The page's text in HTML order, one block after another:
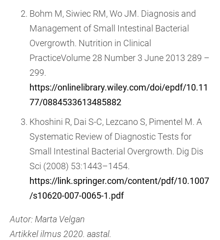
Bohm M, Siwiec RM, Wo JM. Diagnosis and
Management of Small Intestinal Bacterial
Overgrowth. Nutrition in Clinical
PracticeVolume 28 Number 3 June 2013 289 –
299.
https://onlinelibrary.wiley.com/doi/epdf/10.11
77/0884533613485882
Khoshini R, Dai S-C, Lezcano S, Pimentel M. A
Systematic Review of Diagnostic Tests for
Small Intestinal Bacterial Overgrowth. Dig Dis
Sci (2008) 53:1443–1454.
https://link.springer.com/content/pdf/10.1007
/s10620-007-0065-1.pdf
Autor: Marta Velgan
Artikkel ilmus 2020. aastal.